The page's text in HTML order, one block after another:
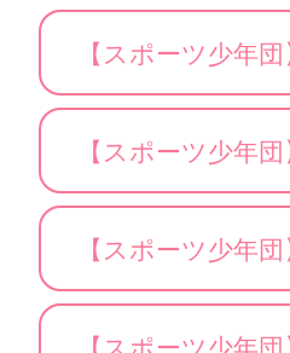
【スポーツ少年
【スポーツ少年
【スポーツ少年